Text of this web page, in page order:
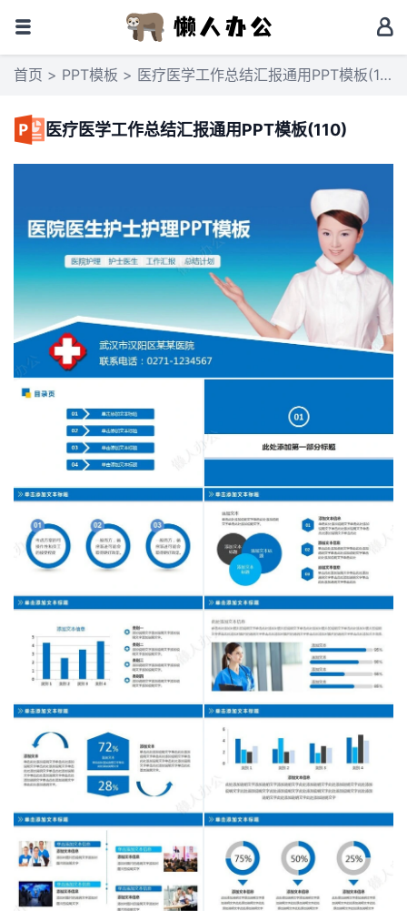
首页 > PPT模板 > 医疗医学工作总结汇报通用PPT模板(110)
医疗医学工作总结汇报通用PPT模板(110)